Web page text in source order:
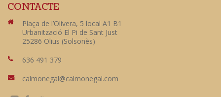
CONTACTE
Plaça de l’Olivera, 5 local A1 B1
Urbanització El Pi de Sant Just
25286 Olius (Solsonès)
636 491 379
calmonegal@calmonegal.com